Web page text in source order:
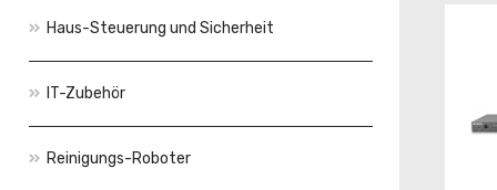
Haus-Steuerung und Sicherheit
IT-Zubehör
Reinigungs-Roboter